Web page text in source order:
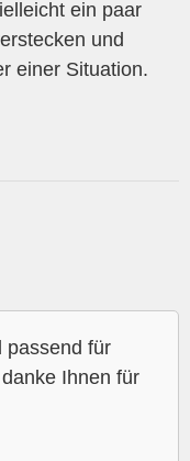
ein paar
und
einer Situation.
passend für
Ihnen für